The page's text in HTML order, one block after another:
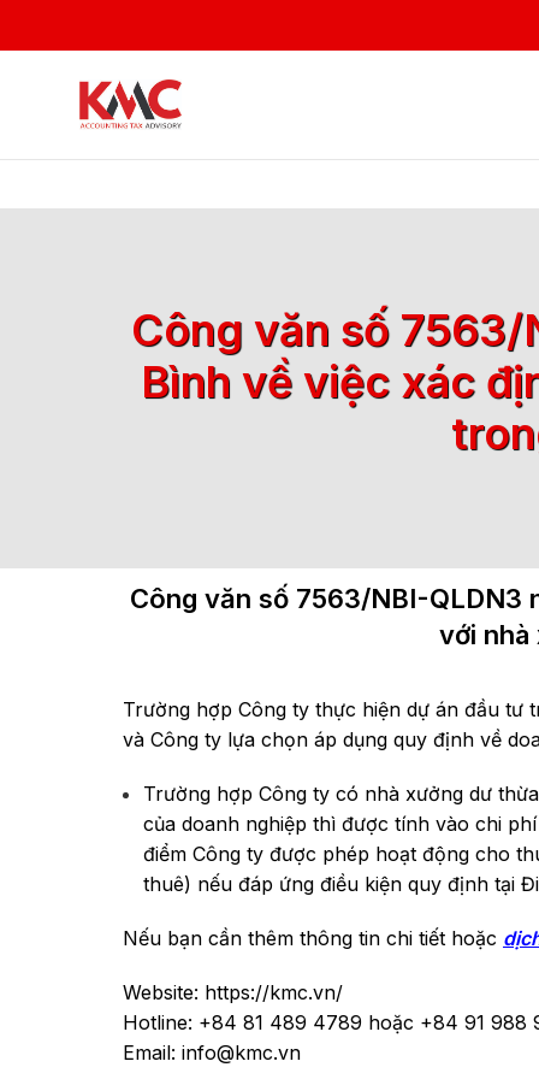
Công văn số
Bình về việc xác
Công văn số 7563/NBI-
với nhà
Trường hợp Công ty thực hiện dự án đầu tư
và Công ty lựa chọn áp dụng quy định về
Trường hợp Công ty có nhà xưởng dư
của doanh nghiệp thì được tính vào chi
điểm Công ty được phép hoạt động cho
thuê) nếu đáp ứng điều kiện quy định tại
Nếu bạn cần thêm thông tin chi tiết hoặc
Website: https://kmc.vn/
Hotline: +84 81 489 4789 hoặc +84 91 988
Email: info@kmc.vn